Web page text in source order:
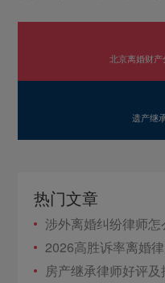
北京离婚财
遗产继
热门文章
涉外离婚纠纷律师怎
2026高胜诉率离婚
房产继承律师好评